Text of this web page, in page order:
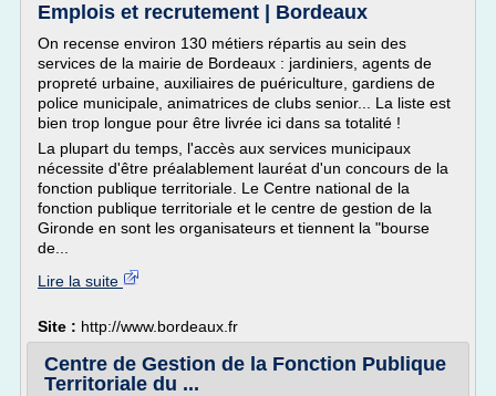
Emplois et recrutement | Bordeaux
On recense environ 130 métiers répartis au sein des
services de la mairie de Bordeaux : jardiniers, agents de
propreté urbaine, auxiliaires de puériculture, gardiens de
police municipale, animatrices de clubs senior... La liste est
bien trop longue pour être livrée ici dans sa totalité !
La plupart du temps, l'accès aux services municipaux
nécessite d'être préalablement lauréat d'un concours de la
fonction publique territoriale. Le Centre national de la
fonction publique territoriale et le centre de gestion de la
Gironde en sont les organisateurs et tiennent la "bourse
de...
Lire la suite
Site : http://www.bordeaux.fr
Centre de Gestion de la Fonction Publique
Territoriale du ...